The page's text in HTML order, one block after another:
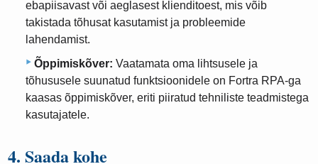
ebapiisavast või aeglasest klienditoest, mis võib
takistada tõhusat kasutamist ja probleemide
lahendamist.
Õppimiskõver: Vaatamata oma lihtsusele ja
tõhususele suunatud funktsioonidele on Fortra RPA-ga
kaasas õppimiskõver, eriti piiratud tehniliste teadmistega
kasutajatele.
4. Saada kohe